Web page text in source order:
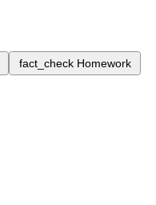
fact_check Homework